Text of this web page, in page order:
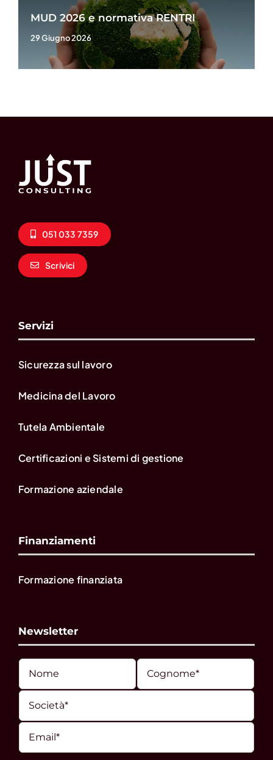
MUD 2026 e normativa RENTRI
29 Giugno 2026
051 033 7359
Scrivici
Servizi
Sicurezza sul lavoro
Medicina del Lavoro
Tutela Ambientale
Certificazioni e Sistemi di gestione
Formazione aziendale
Finanziamenti
Formazione finanziata
Newsletter